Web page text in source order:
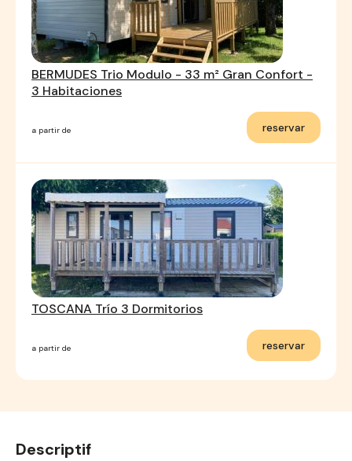
BERMUDES Trio Modulo - 33 m² Gran Confort -
3 Habitaciones
a partir de reservar
TOSCANA Trío 3 Dormitorios
a partir de reservar
Descriptif